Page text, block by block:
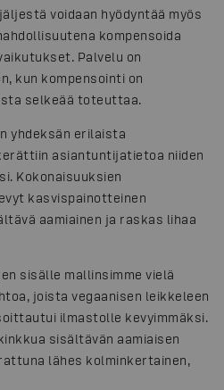
voidaan hyödyntää myös
kompensoida
Palvelu on
kun kompensointi on
selkeää toteuttaa.
yhdeksän erilaista
asiantuntijatietoa niiden
Kokonaisuuksien
kasvispainotteinen
aamiainen ja raskas lihaa
sisälle mallinsimme vielä
joista vegaanisen leikkeleen
ilmastolle kevyimmäksi.
sisältävän aamiaisen
lähes kolminkertainen,